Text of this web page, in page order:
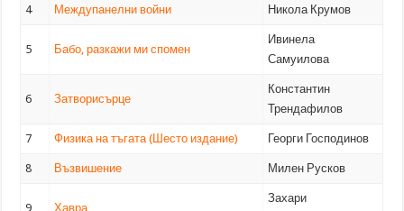
4 Междупанелни войни Никола Крумов
5 Бабо, разкажи ми спомен
Ивинела
Самуилова
6 Затворисърце
Константин
Трендафилов
7 Физика на тъгата (Шесто издание) Георги Господинов
8 Възвишение Милен Русков
9 Хавра
Захари